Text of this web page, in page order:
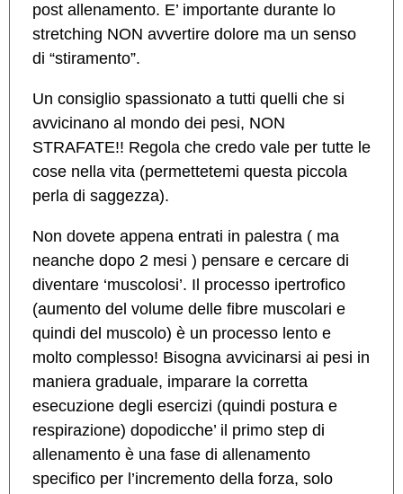
post allenamento. E’ importante durante lo
stretching NON avvertire dolore ma un senso
di “stiramento”.
Un consiglio spassionato a tutti quelli che si
avvicinano al mondo dei pesi, NON
STRAFATE!! Regola che credo vale per tutte le
cose nella vita (permettetemi questa piccola
perla di saggezza).
Non dovete appena entrati in palestra ( ma
neanche dopo 2 mesi ) pensare e cercare di
diventare ‘muscolosi’. Il processo ipertrofico
(aumento del volume delle fibre muscolari e
quindi del muscolo) è un processo lento e
molto complesso! Bisogna avvicinarsi ai pesi in
maniera graduale, imparare la corretta
esecuzione degli esercizi (quindi postura e
respirazione) dopodicche’ il primo step di
allenamento è una fase di allenamento
specifico per l’incremento della forza, solo